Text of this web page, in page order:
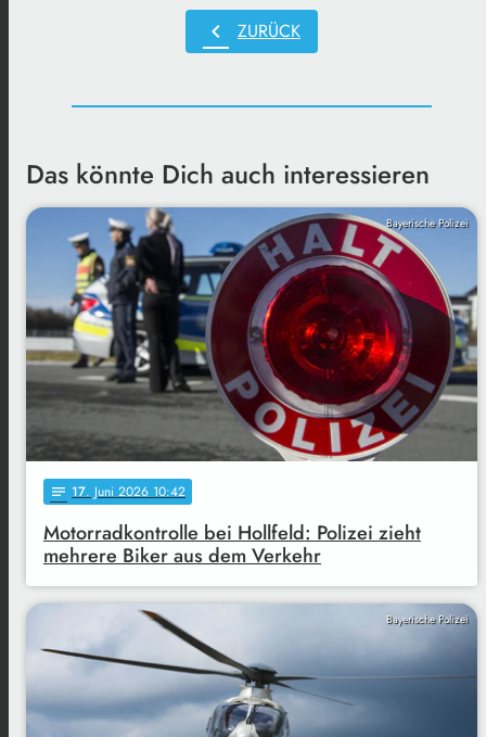
chevron_left ZURÜCK
Das könnte Dich auch interessieren
Bayerische Polizei
notes 17. Juni 2026 10:42
Motorradkontrolle bei Hollfeld: Polizei zieht
mehrere Biker aus dem Verkehr
Bayerische Polizei